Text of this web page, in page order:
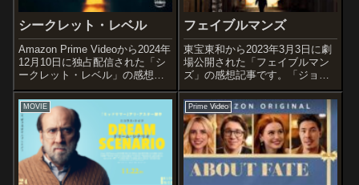
シークレット・レベル
Amazon Prime Videoから2024年
12月10日に独占配信された「シ
ークレット・レベル」の感想記
事です。『ラブ、デス&ロボッ
ト』のティム・ミラーが創作を
務め米国のAmazon MGMスタジ
オとブラー・スタジオによる共
同制作のも...
フェイブルマンズ
東宝東和から2023年3月3日に劇
場公開された「フェイブルマン
ズ」の感想記事です。「ジョー
ズ」「E.T.」「ジュラシック・
パーク」など、世界中で愛され
る映画の数々を世に送り出して
きた巨匠スティーブン・スピル
バーグが、映画監督になるとい
う夢を...
MOVIE Prime Video